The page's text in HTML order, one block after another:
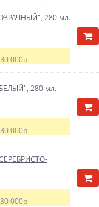
280 мл.
30 000р
280 мл.
30 000р
30 000р